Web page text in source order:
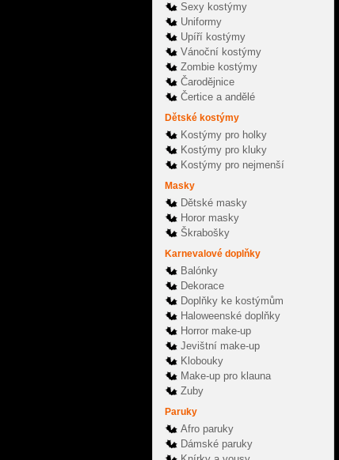
Sexy kostýmy
Uniformy
Upíří kostýmy
Vánoční kostýmy
Zombie kostýmy
Čarodějnice
Čertice a andělé
Dětské kostýmy
Kostýmy pro holky
Kostýmy pro kluky
Kostýmy pro nejmenší
Masky
Dětské masky
Horor masky
Škrabošky
Karnevalové doplňky
Balónky
Dekorace
Doplňky ke kostýmům
Haloweenské doplňky
Horror make-up
Jevištní make-up
Klobouky
Make-up pro klauna
Zuby
Paruky
Afro paruky
Dámské paruky